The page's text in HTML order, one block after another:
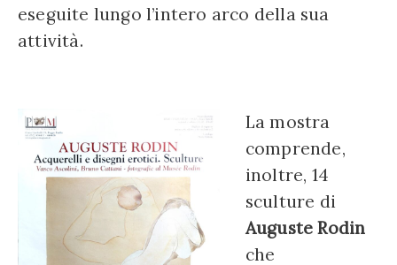
eseguite lungo l’intero arco della sua
attività.
La mostra
comprende,
inoltre, 14
sculture di
Auguste Rodin
che